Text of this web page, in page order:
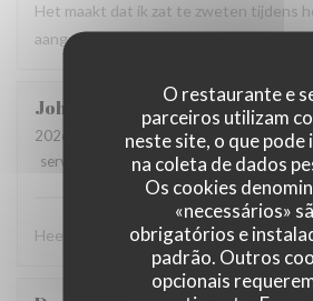
O restaurante e
parceiros utilizam
neste site, o que pode
na coleta de dados
Os cookies
«necessários»
obrigatórios e
padrão. Outros
opcionais
Het maakt dat ik zat te zweten tijdens
aangenaam.
Johan
2026-08-04
- 13:00 - guests 3
service
ambience: 4 /5 menu: 5/5
Heel verzorgde ontvangst - lekker eten